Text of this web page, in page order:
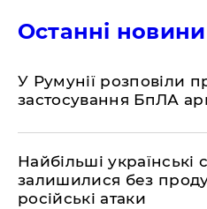
Останні новини
У Румунії розповіли
застосування БпЛА
Найбільші українські
залишилися без
російські атаки